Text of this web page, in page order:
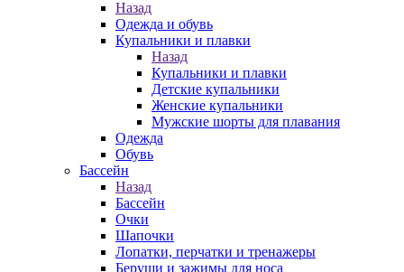
Назад
Одежда и обувь
Купальники и плавки
Назад
Купальники и плавки
Детские купальники
Женские купальники
Мужские шорты для плавания
Одежда
Обувь
Бассейн
Назад
Бассейн
Очки
Шапочки
Лопатки, перчатки и тренажеры
Беруши и зажимы для носа